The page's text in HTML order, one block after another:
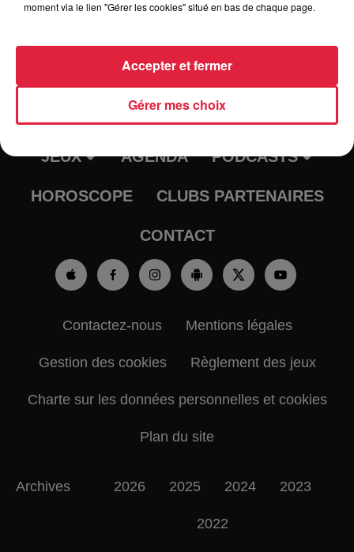
JEUX AGENDA PODCASTS
HOROSCOPE CLUBS PARTENAIRES
CONTACT
Contactez-nous Mentions légales
Gestion des cookies Règlement des jeux
Charte sur les données personnelles et cookies
Plan du site
Archives 2026 2025 2024 2023
2022
moment via le lien "Gérer les cookies" situé en bas de chaque page.
Gérer mes choix
Accepter et fermer